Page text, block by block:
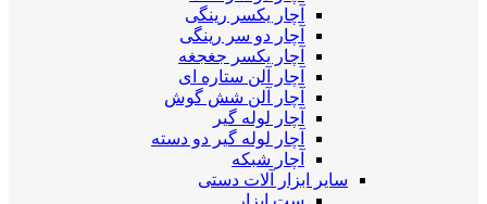
آچار یکسر رینگی
آچار دو سر رینگی
آچار یکسر جغجغه
آچار آلن ستاره ای
آچار آلن شش گوش
آچار لوله گیر
آچار لوله گیر دو دسته
آچار شبکه
سایر ابزار آلات دستی